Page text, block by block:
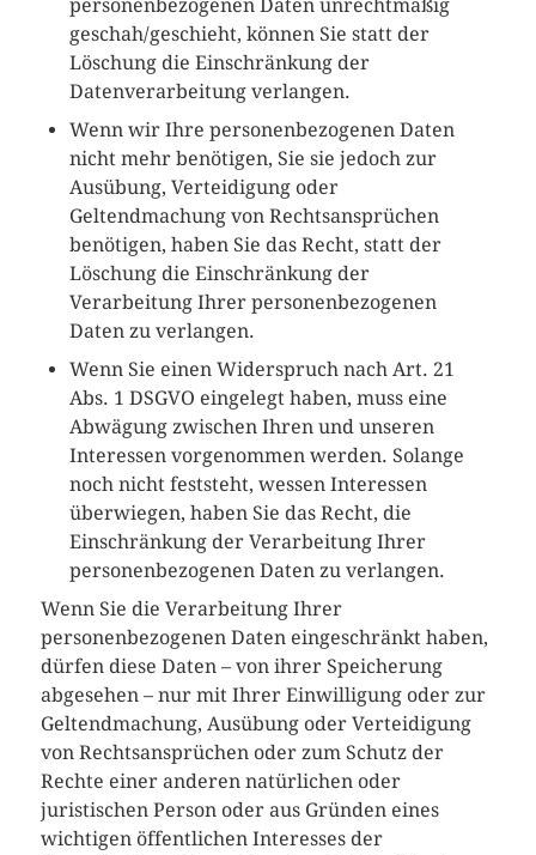
personenbezogenen Daten unrechtmäßig
geschah/geschieht, können Sie statt der
Löschung die Einschränkung der
Datenverarbeitung verlangen.
Wenn wir Ihre personenbezogenen Daten
nicht mehr benötigen, Sie sie jedoch zur
Ausübung, Verteidigung oder
Geltendmachung von Rechtsansprüchen
benötigen, haben Sie das Recht, statt der
Löschung die Einschränkung der
Verarbeitung Ihrer personenbezogenen
Daten zu verlangen.
Wenn Sie einen Widerspruch nach Art. 21
Abs. 1 DSGVO eingelegt haben, muss eine
Abwägung zwischen Ihren und unseren
Interessen vorgenommen werden. Solange
noch nicht feststeht, wessen Interessen
überwiegen, haben Sie das Recht, die
Einschränkung der Verarbeitung Ihrer
personenbezogenen Daten zu verlangen.
Wenn Sie die Verarbeitung Ihrer
personenbezogenen Daten eingeschränkt haben,
dürfen diese Daten – von ihrer Speicherung
abgesehen – nur mit Ihrer Einwilligung oder zur
Geltendmachung, Ausübung oder Verteidigung
von Rechtsansprüchen oder zum Schutz der
Rechte einer anderen natürlichen oder
juristischen Person oder aus Gründen eines
wichtigen öffentlichen Interesses der